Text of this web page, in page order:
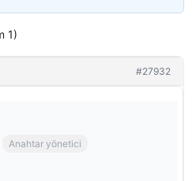
1)
#27932
Anahtar yönetici